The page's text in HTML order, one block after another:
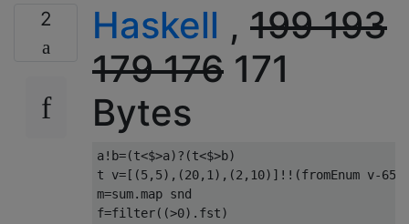
2 Haskell , 199193
179176 171
Bytes
a! b=(t<$>a)?(t<$>b)
t v=[(5, 5),(20, 1 ),(2 , 10)]!!(fromEnum v-65
m=sum.map snd
f=filter((>0). fst)